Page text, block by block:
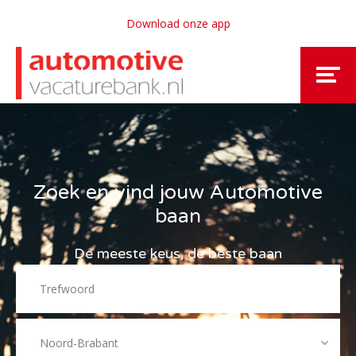
Download onze app
Zoek en vind jouw Automotive
baan
De meeste keus, de beste baan